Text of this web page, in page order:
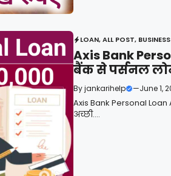
LOAN,ALL POST, BUSINESS
Axis Bank
बैंक से पर्सनल
Byjankarihelp —June 1,
Axis Bank Personal
अच्छी....